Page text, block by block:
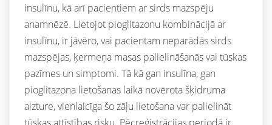
insulīnu, kā arī pacientiem ar sirds mazspēju
anamnēzē. Lietojot pioglitazonu kombinācijā ar
insulīnu, ir jāvēro, vai pacientam neparādās sirds
mazspējas, ķermeņa masas palielināšanās vai tūskas
pazīmes un simptomi. Tā kā gan insulīna, gan
pioglitazona lietošanas laikā novērota šķidruma
aizture, vienlaicīga šo zāļu lietošana var palielināt
tūskas attīstības risku. Pēcreģistrācijas periodā ir